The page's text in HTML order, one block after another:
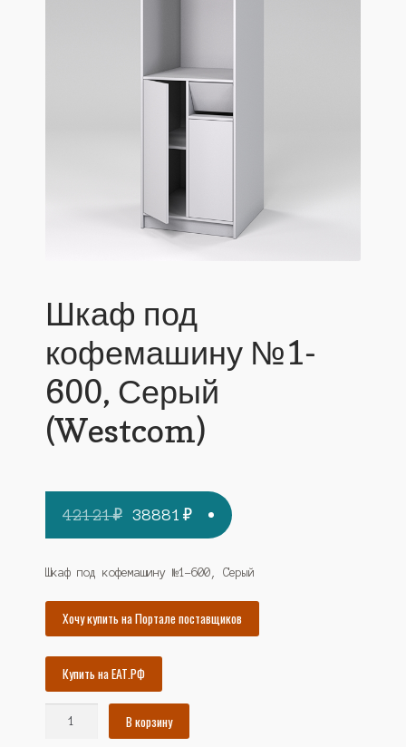
Шкаф под
кофемашину №1-
600, Серый
(Westcom)
42121₽ Первоначальная
цена
составляла
42121₽.
38881 ₽Текущая
цена:
38881₽.
Шкаф под кофемашину №1-600, Серый
Хочу купить на Портале поставщиков
Купить на ЕАТ.РФ
В корзину